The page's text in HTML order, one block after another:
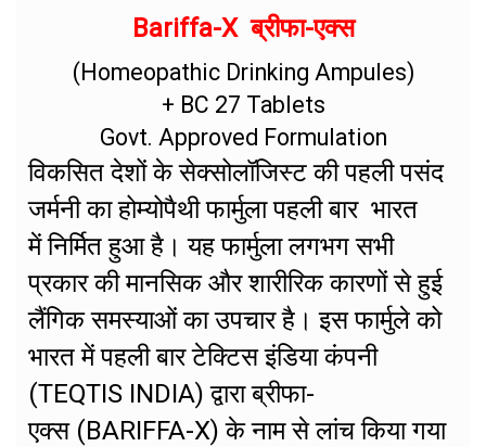
Bariffa-X ब्रीफा-एक्स
(Homeopathic Drinking Ampules)
+ BC 27 Tablets
Govt. Approved Formulation
विकसित देशों के सेक्सोलॉजिस्ट की पहली पसंद
जर्मनी का होम्योपैथी फार्मुला पहली बार भारत
में निर्मित हुआ है। यह फार्मुला लगभग सभी
प्रकार की मानसिक और शारीरिक कारणों से हुई
लैंगिक समस्याओं का उपचार है। इस फार्मुले को
भारत में पहली बार टेक्टिस इंडिया कंपनी
(TEQTIS INDIA) द्वारा ब्रीफा-
एक्स (BARIFFA-X) के नाम से लांच किया गया